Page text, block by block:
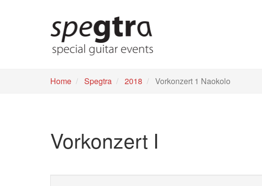
Home Spegtra 2018 Vorkonzert 1 Naokolo
Vorkonzert I